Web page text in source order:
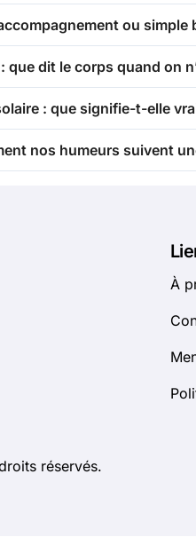
ou simple
que dit le corps quand on
: que signifie-t-elle
nos humeurs suivent
réservés.
À